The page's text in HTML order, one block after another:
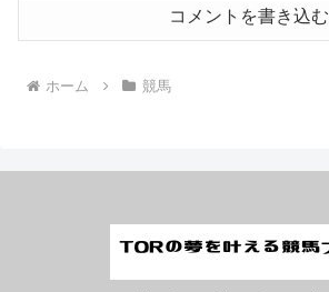
コメントを書き込む
ホーム 競馬